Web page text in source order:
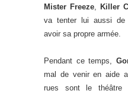
Mister Freeze, Killer
va tenter lui aussi de
avoir sa propre armée.
Pendant ce temps,
mal de venir en aide
rues sont le théâtre